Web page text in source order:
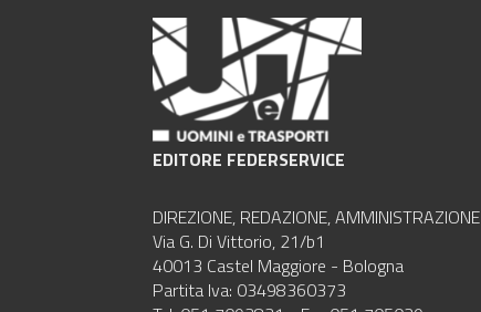
EDITORE FEDERSERVICE
DIREZIONE, REDAZIONE, AMMINISTRAZIONE
Via G. Di Vittorio, 21/b1
40013 Castel Maggiore - Bologna
Partita Iva: 03498360373